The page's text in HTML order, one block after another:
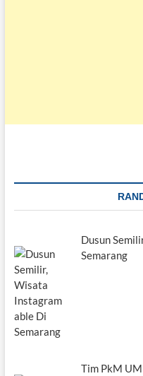
Dusun
Semarang
Tim PkM